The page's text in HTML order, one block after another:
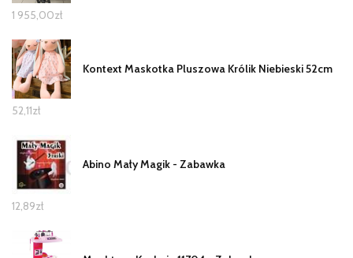
1 955,00zł
Kontext Maskotka Pluszowa Królik Niebieski 52cm
52,11zł
Abino Mały Magik - Zabawka
12,89zł